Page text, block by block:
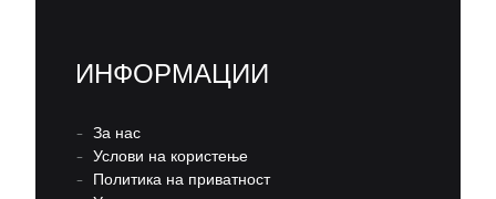
ИНФОРМАЦИИ
– За нас
– Услови на користење
– Политика на приватност